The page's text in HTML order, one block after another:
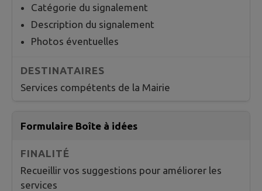
Catégorie du signalement
Description du signalement
Photos éventuelles
Services compétents de la Mairie
Formulaire Boîte à idées
Recueillir vos suggestions pour améliorer les
services